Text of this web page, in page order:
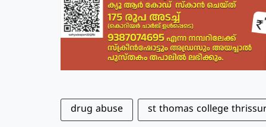
drug abuse st thomas college